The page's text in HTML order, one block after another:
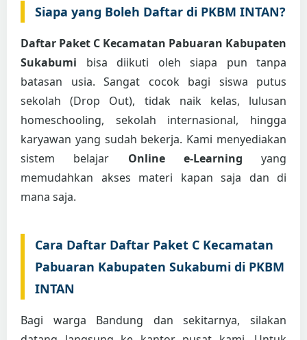
Siapa yang Boleh Daftar di PKBM INTAN?
Daftar Paket C Kecamatan Pabuaran Kabupaten
Sukabumi bisa diikuti oleh siapa pun tanpa
batasan usia. Sangat cocok bagi siswa putus
sekolah (Drop Out), tidak naik kelas, lulusan
homeschooling, sekolah internasional, hingga
karyawan yang sudah bekerja. Kami menyediakan
sistem belajar Online e-Learning yang
memudahkan akses materi kapan saja dan di
mana saja.
Cara Daftar Daftar Paket C Kecamatan
Pabuaran Kabupaten Sukabumi di PKBM
INTAN
Bagi warga Bandung dan sekitarnya, silakan